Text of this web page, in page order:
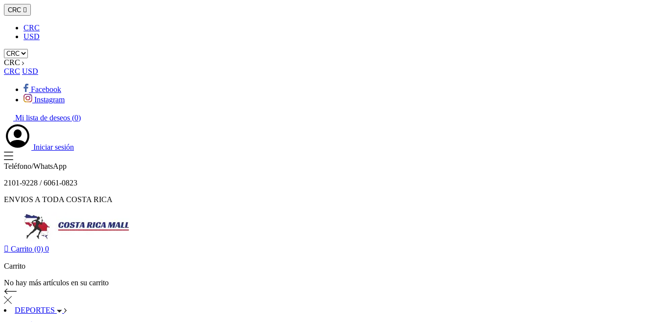
CRC 
CRC
USD
CRC
CRC USD
Facebook
Instagram
Mi lista de deseos (0)
Iniciar sesión
Teléfono/WhatsApp
2101-9228 / 6061-0823
ENVIOS A TODA COSTA RICA
 Carrito (0) 0
Carrito
No hay más artículos en su carrito
DEPORTES